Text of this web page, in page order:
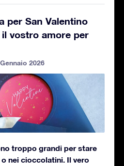
per San Valentino
vostro amore per
2026
troppo grandi per stare
nei cioccolatini. Il vero